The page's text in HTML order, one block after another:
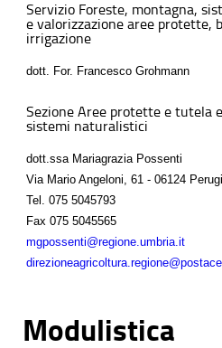
Servizio Foreste, montagna,
e valorizzazione aree protette,
irrigazione
dott. For. Francesco Grohmann
Sezione Aree protette e tutela
sistemi naturalistici
dott.ssa Mariagrazia Possenti
Via Mario Angeloni, 61 - 06124
Tel. 075 5045793
Fax 075 5045565
mgpossenti@regione.umbria.it
Modulistica